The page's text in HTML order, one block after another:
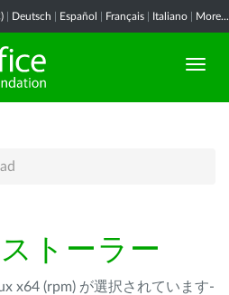
Deutsch Español Français Italiano More...
トーラー
x64 (rpm) が選択されています-